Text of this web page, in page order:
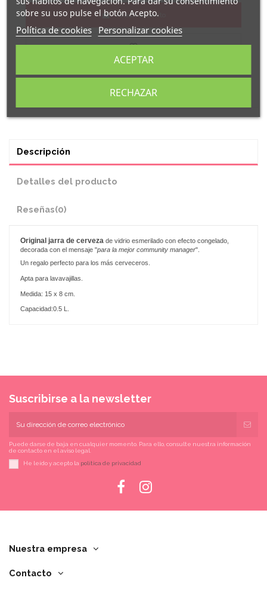
Añadir al carrito
Descripción
Detalles del producto
Reseñas(0)
Original jarra de cerveza de vidrio esmerilado con efecto congelado,
decorada con el mensaje "para la mejor community manager".
Un regalo perfecto para los más cerveceros.
Apta para lavavajillas.
Medida: 15 x 8 cm.
Capacidad:0.5 L.
Suscribirse a la newsletter
Puede darse de baja en cualquier momento. Para ello, consulte nuestra información
de contacto en el aviso legal.
He leído y acepto la política de privacidad
Nuestra empresa
Contacto
sobre su uso pulse el botón Acepto.
Política de cookies Personalizar cookies
RECHAZAR
ACEPTAR